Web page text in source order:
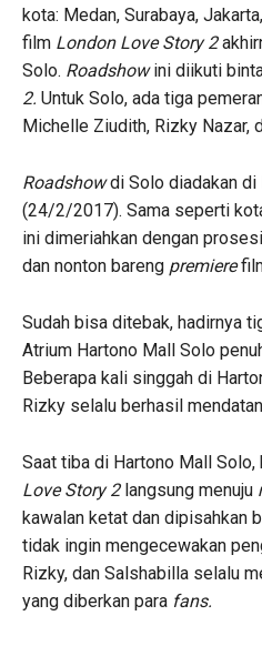
kota: Medan, Surabaya,
film London Love Story 2
Solo. Roadshowini diikuti
2. Untuk Solo, ada tiga
Michelle Ziudith, Rizky Nazar,
Roadshowdi Solo diadakan
(24/2/2017). Sama seperti
ini dimeriahkan dengan prosesi
dan nonton bareng premiere
Sudah bisa ditebak, hadirnya
Atrium Hartono Mall Solo
Beberapa kali singgah di
Rizky selalu berhasil
Saat tiba di Hartono Mall Solo,
Love Story 2 langsung menuju
kawalan ketat dan dipisahkan
tidak ingin mengecewakan
Rizky, dan Salshabilla selalu
yang diberkan para fans.